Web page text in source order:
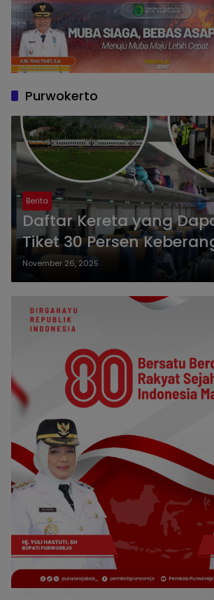
Purwokerto
Berita
Daftar Kereta yang
Tiket 30 Persen
dan Melintasi Daop 5
Cek Juga Rutenya!
November 26, 2025